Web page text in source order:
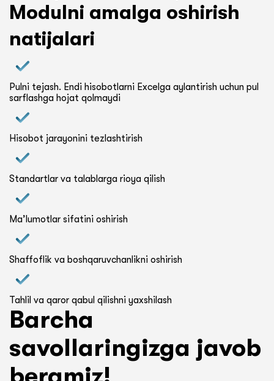
Modulni amalga oshirish
natijalari
Pulni tejash. Endi hisobotlarni Excelga aylantirish uchun pul
sarflashga hojat qolmaydi
Hisobot jarayonini tezlashtirish
Standartlar va talablarga rioya qilish
Ma’lumotlar sifatini oshirish
Shaffoflik va boshqaruvchanlikni oshirish
Tahlil va qaror qabul qilishni yaxshilash
Barcha
savollaringizga javob